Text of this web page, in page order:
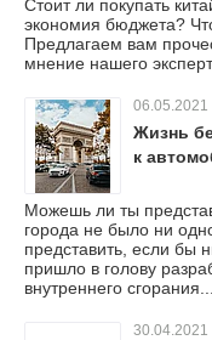
Стоит ли покупать
экономия бюджета?
Предлагаем вам
мнение нашего
06.05.2021
Жизнь
к
Можешь ли ты
города не было ни
представить, если бы
пришло в голову
внутреннего сгорания...
30.04.2021